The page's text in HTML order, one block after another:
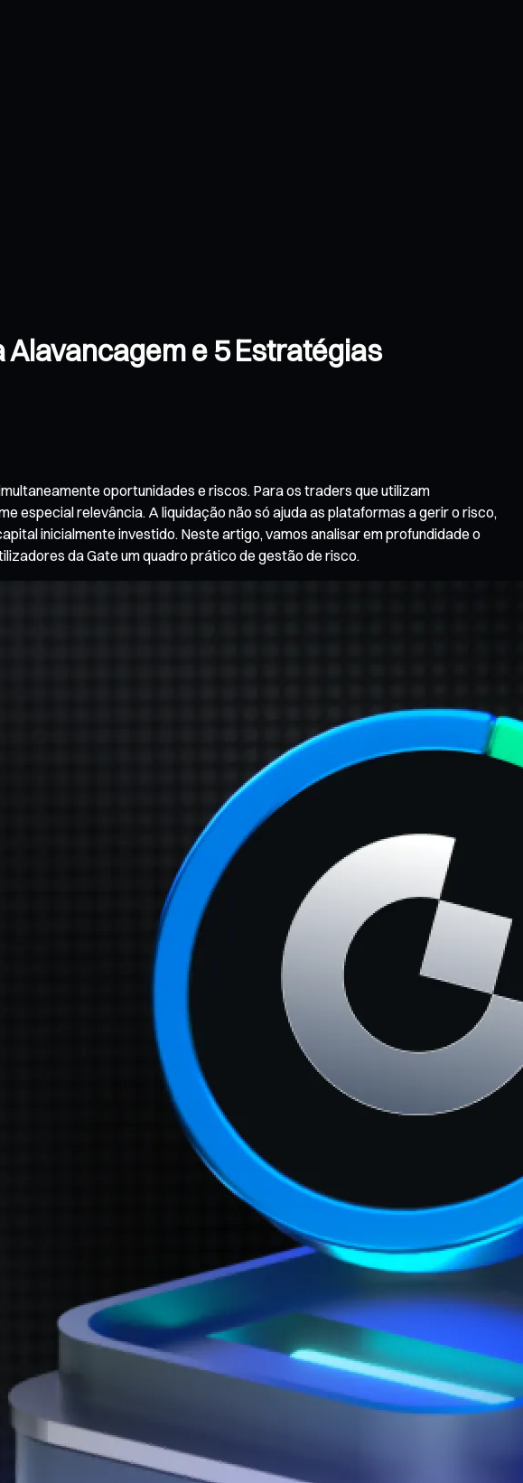
e 5 Estratégias
oportunidades e riscos. Para os traders que utilizam
relevância. A liquidação não só ajuda as plataformas a gerir o risco,
inicialmente investido. Neste artigo, vamos analisar em profundidade o
da Gate um quadro prático de gestão de risco.